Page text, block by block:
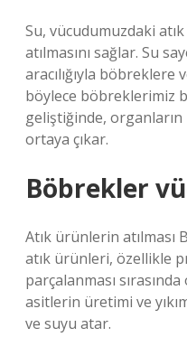
Su, vücudumuzdaki
atılmasını sağlar. Su
aracılığıyla böbreklere
böylece böbreklerimiz
geliştiğinde,
ortaya çıkar.
Böbrekler
Atık ürünlerin
atık ürünleri, özellikle
parçalanması
asitlerin üretimi ve
ve suyu atar.